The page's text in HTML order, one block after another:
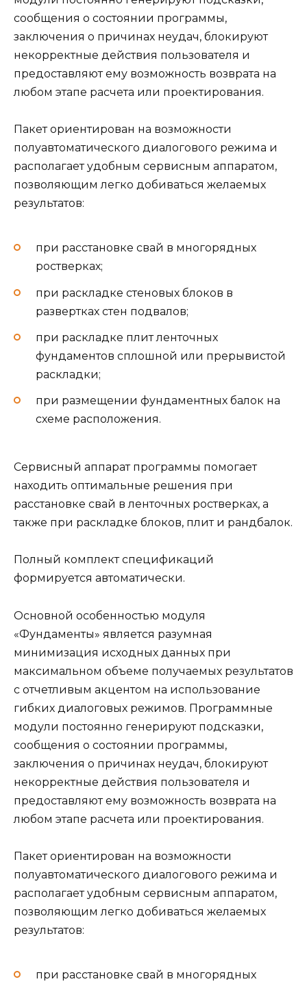
сообщения о состоянии программы,
заключения о причинах неудач, блокируют
некорректные действия пользователя и
предоставляют ему возможность возврата на
любом этапе расчета или проектирования.
Пакет ориентирован на возможности
полуавтоматического диалогового режима и
располагает удобным сервисным аппаратом,
позволяющим легко добиваться желаемых
результатов:
при расстановке свай в многорядных
ростверках;
при раскладке стеновых блоков в
развертках стен подвалов;
при раскладке плит ленточных
фундаментов сплошной или прерывистой
раскладки;
при размещении фундаментных балок на
схеме расположения.
Сервисный аппарат программы помогает
находить оптимальные решения при
расстановке свай в ленточных ростверках, а
также при раскладке блоков, плит и рандбалок.
Полный комплект спецификаций
формируется автоматически.
Основной особенностью модуля
«Фундаменты» является разумная
минимизация исходных данных при
максимальном объеме получаемых результатов
с отчетливым акцентом на использование
гибких диалоговых режимов. Программные
модули постоянно генерируют подсказки,
сообщения о состоянии программы,
заключения о причинах неудач, блокируют
некорректные действия пользователя и
предоставляют ему возможность возврата на
любом этапе расчета или проектирования.
Пакет ориентирован на возможности
полуавтоматического диалогового режима и
располагает удобным сервисным аппаратом,
позволяющим легко добиваться желаемых
результатов:
при расстановке свай в многорядных